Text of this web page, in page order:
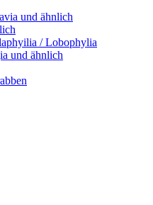
und ähnlich
/ Lobophylia
und ähnlich